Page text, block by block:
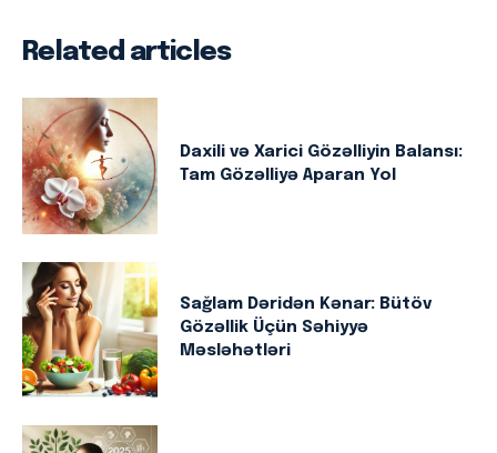
Related articles
Daxili və Xarici Gözəlliyin Balansı:
Tam Gözəlliyə Aparan Yol
Sağlam Dəridən Kənar: Bütöv
Gözəllik Üçün Səhiyyə
Məsləhətləri